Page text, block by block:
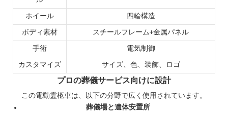
ホイール 四輪構造
ボディ素材 スチールフレーム+金属パネル
手術 電気制御
カスタマイズ サイズ、色、装飾、ロゴ
プロの葬儀サービス向けに設計
この電動霊柩車は、以下の分野で広く使用されています。
葬儀場と遺体安置所